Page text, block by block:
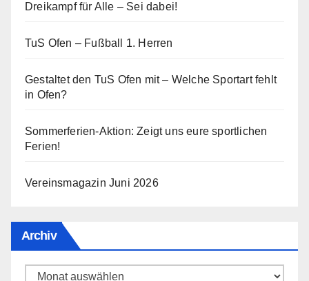
Dreikampf für Alle – Sei dabei!
TuS Ofen – Fußball 1. Herren
Gestaltet den TuS Ofen mit – Welche Sportart fehlt
in Ofen?
Sommerferien-Aktion: Zeigt uns eure sportlichen
Ferien!
Vereinsmagazin Juni 2026
Archiv
Archiv